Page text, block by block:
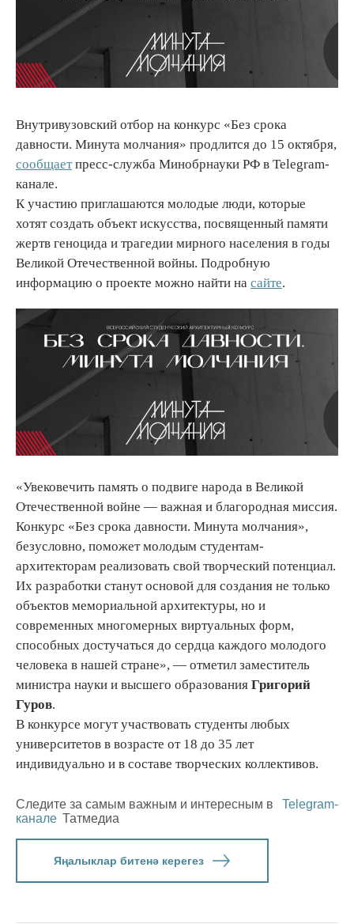
Внутривузовский отбор на конкурс «Без срока
давности. Минута молчания» продлится до 15 октября,
сообщаетпресс-служба Минобрнауки РФ в Telegram-
канале.
К участию приглашаются молодые люди, которые
хотят создать объект искусства, посвященный памяти
жертв геноцида и трагедии мирного населения в годы
Великой Отечественной войны. Подробную
информацию о проекте можно найти на сайте.
«Увековечить память о подвиге народа в Великой
Отечественной войне — важная и благородная миссия.
Конкурс «Без срока давности. Минута молчания»,
безусловно, поможет молодым студентам-
архитекторам реализовать свой творческий потенциал.
Их разработки станут основой для создания не только
объектов мемориальной архитектуры, но и
современных многомерных виртуальных форм,
способных достучаться до сердца каждого молодого
человека в нашей стране», — отметил заместитель
министра науки и высшего образования Григорий
Гуров.
В конкурсе могут участвовать студенты любых
университетов в возрасте от 18 до 35 лет
индивидуально и в составе творческих коллективов.
Следите за самым важным и интересным в
Telegram-
канале Татмедиа
Яңалыклар битенә керегез